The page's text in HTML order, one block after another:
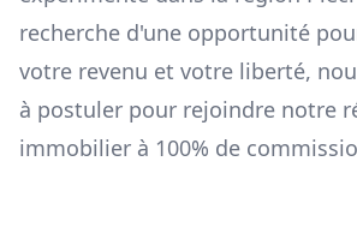
recherche d'une opportunité
votre revenu et votre liberté,
à postuler pour rejoindre notre
immobilier à 100% de